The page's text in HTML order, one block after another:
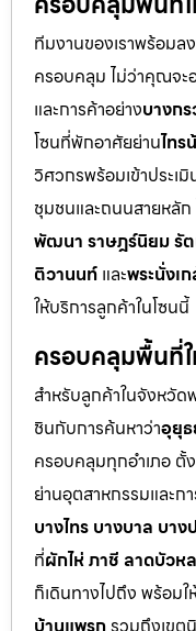
ทีมงานของเราพร้อมล
ครอบคลุม ไม่ว่าคุณจะ
และการค้าอย่างบางก
โซนที่พักอาศัยย่านไทร
วิศวกรพร้อมเข้าประ
ชุมชนและถนนสายหลัก
พัฒนา ราษฎร์นิยม รัต
ติวานนท์ และพระนั่งเ
ให้บริการลูกค้าในโซนนี้
ครอบคลุมพื้นที่
สำหรับลูกค้าในจังหวัด
ชินกับการค้นหาว่าอุยุ
ครอบคลุมทุกอำเภอ ตั้
ย่านอุตสาหกรรมและก
บางไทร บางบาล บาง
ที่ผักไห่ ภาชี ลาดบัวห
ก็เดินทางไปถึง พร้อม